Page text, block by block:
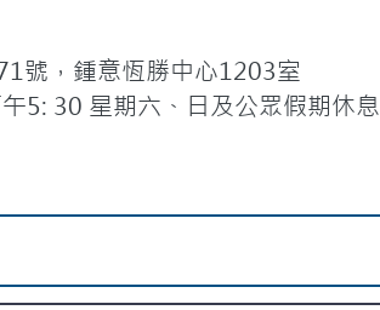
，鍾意恆勝中心1203室
5: 30 星期六、日及公眾假期休息